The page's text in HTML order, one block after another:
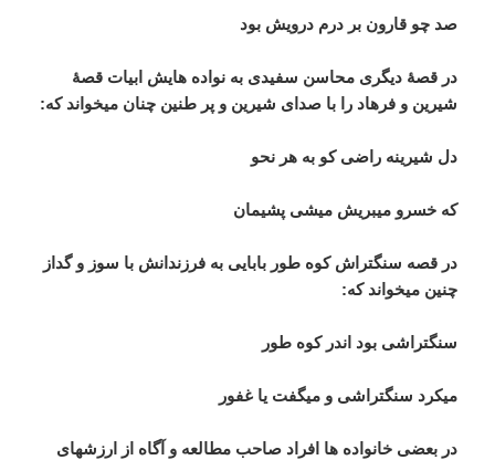
صد چو قارون بر درم درویش بود
در قصۀ دیگری محاسن سفیدی به نواده هایش ابیات قصۀ
شیرین و فرهاد را با صدای شیرین و پر طنین چنان میخواند که:
دل شیرینه راضی کو به هر نحو
که خسرو میبریش میشی پشیمان
در قصه سنگتراش کوه طور بابایی به فرزندانش با سوز و گداز
چنین میخواند که:
سنگتراشی بود اندر کوه طور
میکرد سنگتراشی و میگفت یا غفور
در بعضی خانواده ها افراد صاحب مطالعه و آگاه از ارزشهای